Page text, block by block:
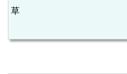
草